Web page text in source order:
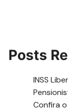
Posts
INSS
Confira